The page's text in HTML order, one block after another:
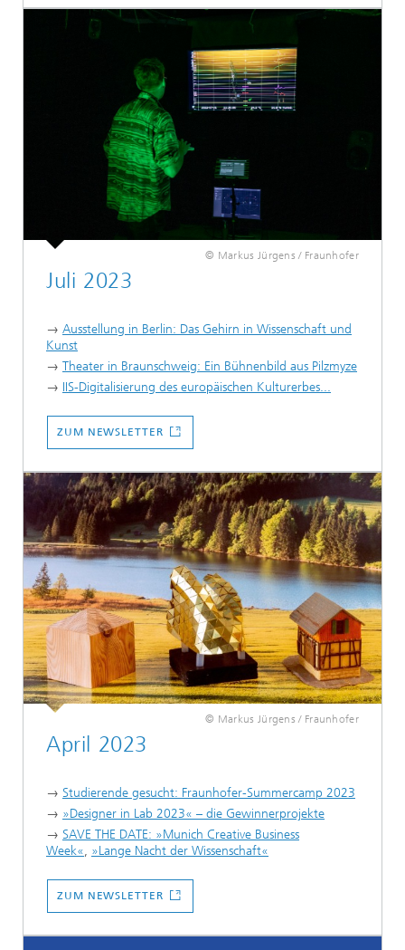
© Markus Jürgens / Fraunhofer
Juli 2023
→ Ausstellung in Berlin: Das Gehirn in Wissenschaft und
Kunst
→ Theater in Braunschweig: Ein Bühnenbild aus Pilzmyze
→ IIS-Digitalisierung des europäischen Kulturerbes...
ZUM NEWSLETTER
© Markus Jürgens / Fraunhofer
April 2023
→ Studierende gesucht: Fraunhofer-Summercamp 2023
→ »Designer in Lab 2023« – die Gewinnerprojekte
→ SAVE THE DATE: »Munich Creative Business
Week«, »Lange Nacht der Wissenschaft«
ZUM NEWSLETTER